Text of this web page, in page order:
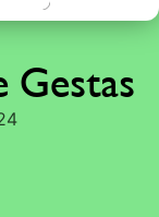
Gestas